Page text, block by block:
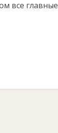
все главные